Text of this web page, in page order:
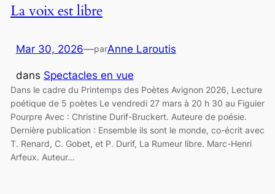
La voix est libre
Mar 30, 2026—parAnne Laroutis
dans Spectacles en vue
Dans le cadre du Printemps des Poètes Avignon 2026, Lecture
poétique de 5 poètes Le vendredi 27 mars à 20 h 30 au Figuier
Pourpre Avec : Christine Durif-Bruckert. Auteure de poésie.
Dernière publication : Ensemble ils sont le monde, co-écrit avec
T. Renard, C. Gobet, et P. Durif, La Rumeur libre. Marc-Henri
Arfeux. Auteur…